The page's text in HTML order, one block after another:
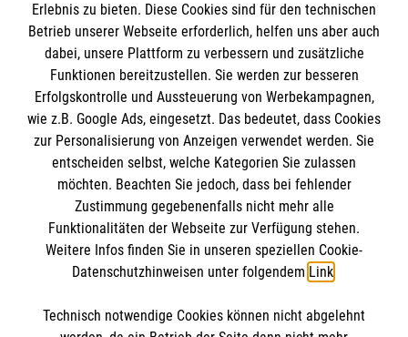
Informationen
Impressum
Datenschutz
Kontakt
Barrierefreiheit
Die Malteser
Malteser in Deutschland
Malteserorden
Sharepoint
Spendenkonto
Bank: PAX Bank für Kirche und Caritas eG
Erlebnis zu bieten. Diese Cookies sind für den technischen
Betrieb unserer Webseite erforderlich, helfen uns aber auch
dabei, unsere Plattform zu verbessern und zusätzliche
Funktionen bereitzustellen. Sie werden zur besseren
Erfolgskontrolle und Aussteuerung von Werbekampagnen,
wie z.B. Google Ads, eingesetzt. Das bedeutet, dass Cookies
zur Personalisierung von Anzeigen verwendet werden. Sie
entscheiden selbst, welche Kategorien Sie zulassen
möchten. Beachten Sie jedoch, dass bei fehlender
Zustimmung gegebenenfalls nicht mehr alle
Funktionalitäten der Webseite zur Verfügung stehen.
Weitere Infos finden Sie in unseren speziellen Cookie-
Datenschutzhinweisen unter folgendem Link.
Technisch notwendige Cookies können nicht abgelehnt